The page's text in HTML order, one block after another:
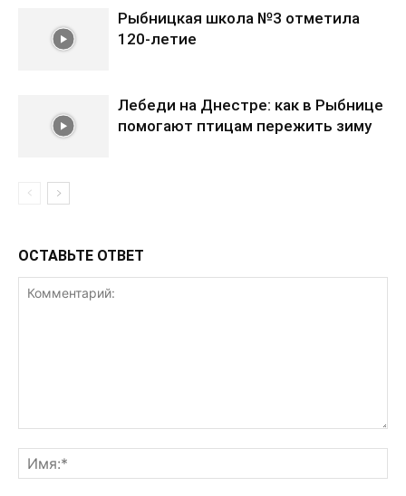
Рыбницкая школа №3 отметила
120-летие
Лебеди на Днестре: как в Рыбнице
помогают птицам пережить зиму
ОСТАВЬТЕ ОТВЕТ